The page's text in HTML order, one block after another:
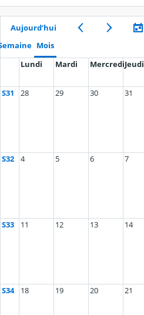
Aujourd’hui
Mois
Lundi
Mardi MercrediJeudi
S31 28 29 30 31
S32 4 5 6 7
S33 11 12 13 14
S34 18 19 20 21